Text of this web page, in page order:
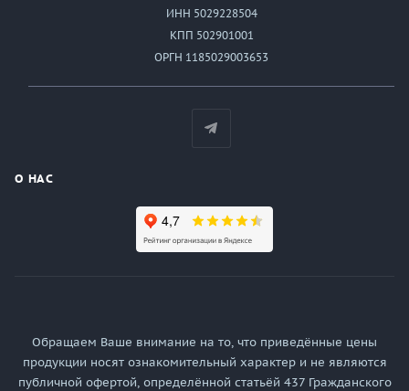
ИНН 5029228504
КПП 502901001
ОРГН 1185029003653
О НАС
Обращаем Ваше внимание на то, что приведённые цены
продукции носят ознакомительный характер и не являются
публичной офертой, определённой статьёй 437 Гражданского